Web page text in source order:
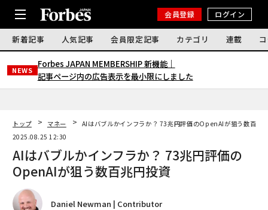
会員登録 ログイン
新着記事 人気記事 会員限定記事 カテゴリ 連載
NEWS
Forbes JAPAN MEMBERSHIP 新機能｜
記事ページ内の広告表示を最小限にしました
トップ マネー
AIはバブルかインフラか？ 73兆円評価のOpenAIが狙う数百兆
2025.08.25 12:30
AIはバブルかインフラか？ 73兆円評価の
OpenAIが狙う数百兆円投資
Daniel Newman | Contributor